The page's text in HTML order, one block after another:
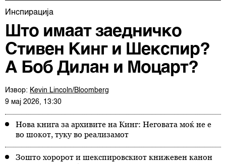
Инспирација
Што имаат заедничко
Стивен Кинг и Шекспир?
А Боб Дилан и Моцарт?
Извор: Kevin Lincoln/Bloomberg
9 мај 2026, 13:30
Нова книга за архивите на Кинг: Неговата моќ не е
во шокот, туку во реализамот
Зошто хоророт и шекспировскиот книжевен канон